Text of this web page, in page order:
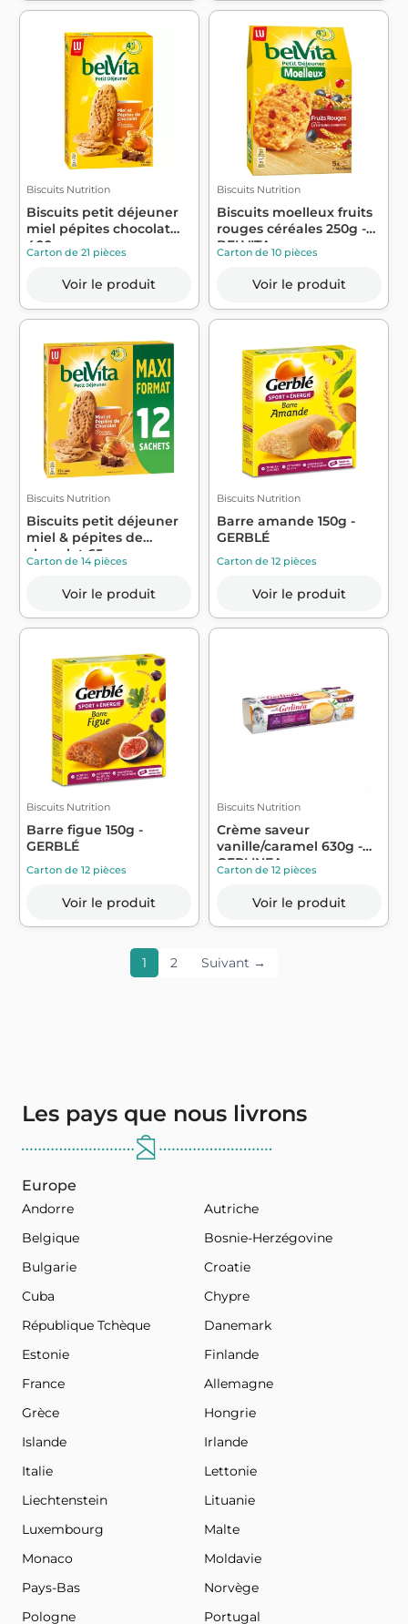
Biscuits Nutrition
Biscuits petit déjeuner
miel pépites chocolat
400 g -...
Carton de 21 pièces
Voir le produit
Biscuits Nutrition
Biscuits moelleux fruits
rouges céréales 250g -
BELVITA
Carton de 10 pièces
Voir le produit
Biscuits Nutrition
Biscuits petit déjeuner
miel & pépites de
chocolat 65...
Carton de 14 pièces
Voir le produit
Biscuits Nutrition
Barre amande 150g -
GERBLÉ
Carton de 12 pièces
Voir le produit
Biscuits Nutrition
Barre figue 150g -
GERBLÉ
Carton de 12 pièces
Voir le produit
Biscuits Nutrition
Crème saveur
vanille/caramel 630g -
GERLINEA
Carton de 12 pièces
Voir le produit
1 2 Suivant →
Les pays que nous livrons
Europe
Andorre
Autriche
Belgique
Bosnie-Herzégovine
Bulgarie
Croatie
Cuba
Chypre
République Tchèque
Danemark
Estonie
Finlande
France
Allemagne
Grèce
Hongrie
Islande
Irlande
Italie
Lettonie
Liechtenstein
Lituanie
Luxembourg
Malte
Monaco
Moldavie
Pays-Bas
Norvège
Pologne
Portugal